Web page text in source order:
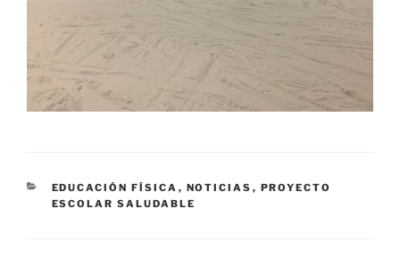
CATEGORÍAS
EDUCACIÓN FÍSICA , NOTICIAS , PROYECTO
ESCOLAR SALUDABLE